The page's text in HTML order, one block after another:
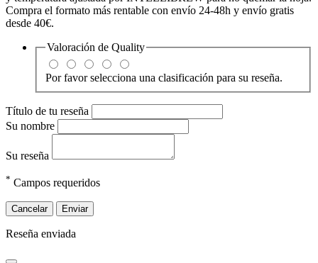
Compra el formato más rentable con envío 24-48h y envío gratis
desde 40€.
Valoración de Quality
Por favor selecciona una clasificación para su reseña.
Título de tu reseña
Su nombre
Su reseña
* Campos requeridos
Cancelar Enviar
Reseña enviada